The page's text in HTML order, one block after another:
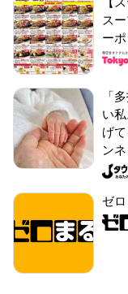
ス
ー
「
い
げ
ン
ゼ